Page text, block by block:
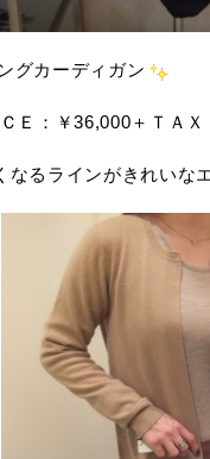
グカーディガン
Ｅ：￥36,000＋ＴＡ
なるラインがきれいな